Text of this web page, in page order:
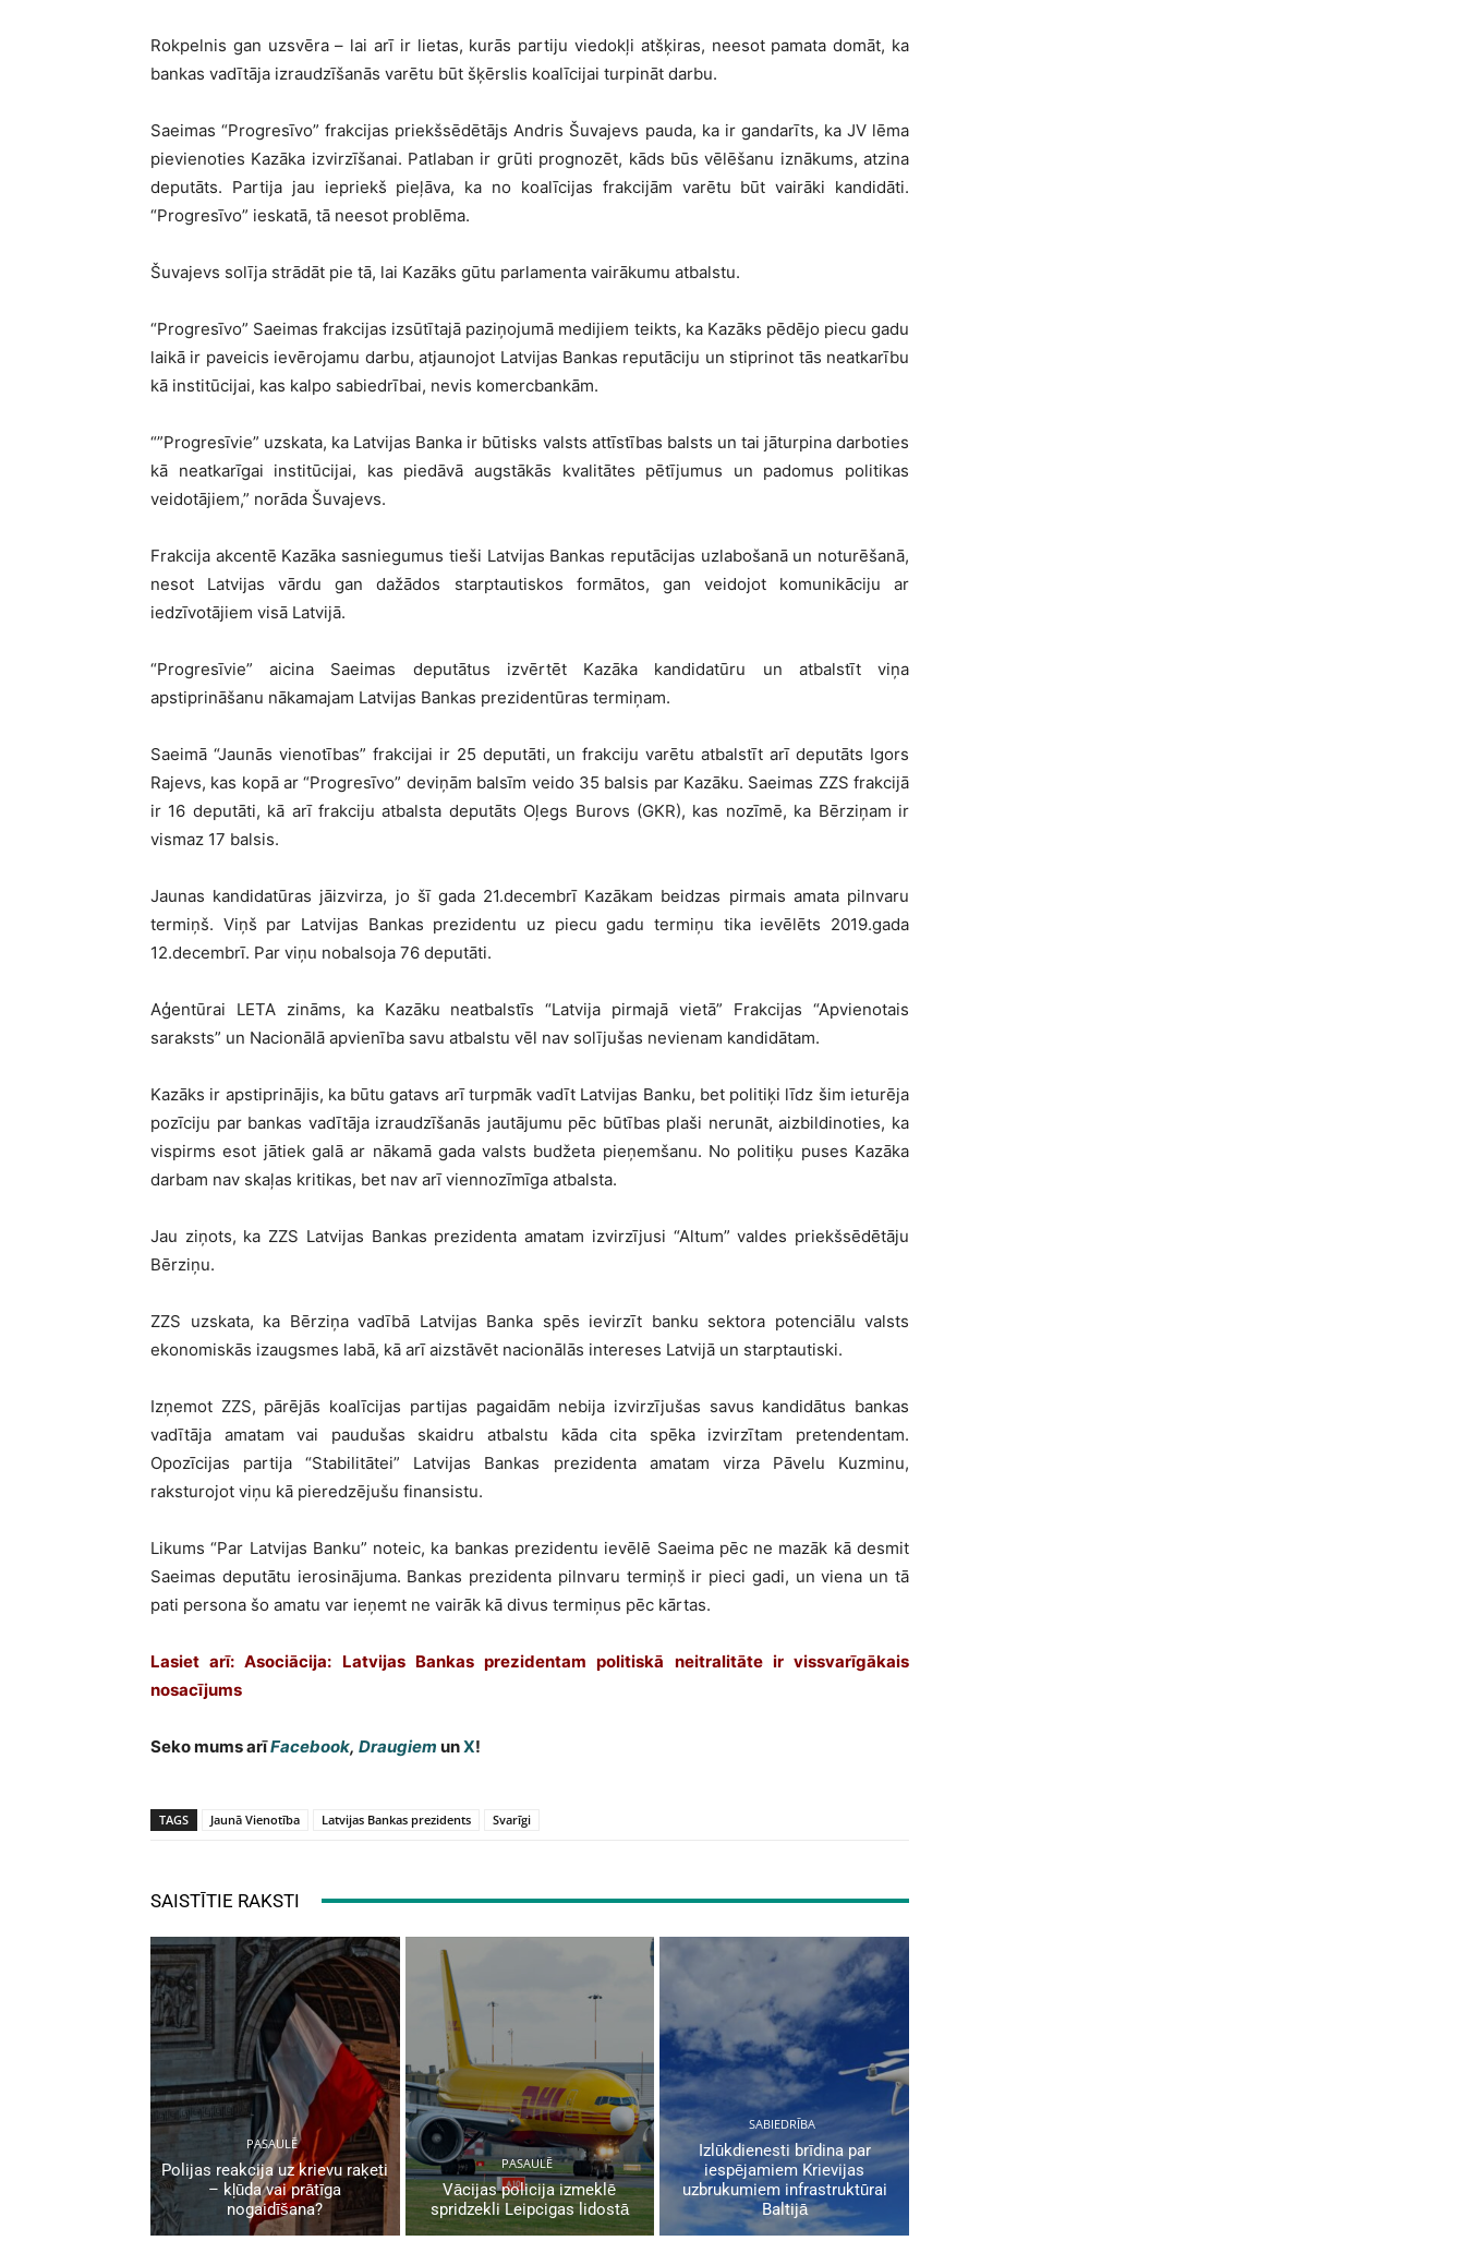
Rokpelnis gan uzsvēra – lai arī ir lietas, kurās partiju viedokļi atšķiras, neesot pamata domāt, ka
bankas vadītāja izraudzīšanās varētu būt šķērslis koalīcijai turpināt darbu.
Saeimas “Progresīvo” frakcijas priekšsēdētājs Andris Šuvajevs pauda, ka ir gandarīts, ka JV lēma
pievienoties Kazāka izvirzīšanai. Patlaban ir grūti prognozēt, kāds būs vēlēšanu iznākums, atzina
deputāts. Partija jau iepriekš pieļāva, ka no koalīcijas frakcijām varētu būt vairāki kandidāti.
“Progresīvo” ieskatā, tā neesot problēma.
Šuvajevs solīja strādāt pie tā, lai Kazāks gūtu parlamenta vairākumu atbalstu.
“Progresīvo” Saeimas frakcijas izsūtītajā paziņojumā medijiem teikts, ka Kazāks pēdējo piecu gadu
laikā ir paveicis ievērojamu darbu, atjaunojot Latvijas Bankas reputāciju un stiprinot tās neatkarību
kā institūcijai, kas kalpo sabiedrībai, nevis komercbankām.
“”Progresīvie” uzskata, ka Latvijas Banka ir būtisks valsts attīstības balsts un tai jāturpina darboties
kā neatkarīgai institūcijai, kas piedāvā augstākās kvalitātes pētījumus un padomus politikas
veidotājiem,” norāda Šuvajevs.
Frakcija akcentē Kazāka sasniegumus tieši Latvijas Bankas reputācijas uzlabošanā un noturēšanā,
nesot Latvijas vārdu gan dažādos starptautiskos formātos, gan veidojot komunikāciju ar
iedzīvotājiem visā Latvijā.
“Progresīvie” aicina Saeimas deputātus izvērtēt Kazāka kandidatūru un atbalstīt viņa
apstiprināšanu nākamajam Latvijas Bankas prezidentūras termiņam.
Saeimā “Jaunās vienotības” frakcijai ir 25 deputāti, un frakciju varētu atbalstīt arī deputāts Igors
Rajevs, kas kopā ar “Progresīvo” deviņām balsīm veido 35 balsis par Kazāku. Saeimas ZZS frakcijā
ir 16 deputāti, kā arī frakciju atbalsta deputāts Oļegs Burovs (GKR), kas nozīmē, ka Bērziņam ir
vismaz 17 balsis.
Jaunas kandidatūras jāizvirza, jo šī gada 21.decembrī Kazākam beidzas pirmais amata pilnvaru
termiņš. Viņš par Latvijas Bankas prezidentu uz piecu gadu termiņu tika ievēlēts 2019.gada
12.decembrī. Par viņu nobalsoja 76 deputāti.
Aģentūrai LETA zināms, ka Kazāku neatbalstīs “Latvija pirmajā vietā” Frakcijas “Apvienotais
saraksts” un Nacionālā apvienība savu atbalstu vēl nav solījušas nevienam kandidātam.
Kazāks ir apstiprinājis, ka būtu gatavs arī turpmāk vadīt Latvijas Banku, bet politiķi līdz šim ieturēja
pozīciju par bankas vadītāja izraudzīšanās jautājumu pēc būtības plaši nerunāt, aizbildinoties, ka
vispirms esot jātiek galā ar nākamā gada valsts budžeta pieņemšanu. No politiķu puses Kazāka
darbam nav skaļas kritikas, bet nav arī viennozīmīga atbalsta.
Jau ziņots, ka ZZS Latvijas Bankas prezidenta amatam izvirzījusi “Altum” valdes priekšsēdētāju
Bērziņu.
ZZS uzskata, ka Bērziņa vadībā Latvijas Banka spēs ievirzīt banku sektora potenciālu valsts
ekonomiskās izaugsmes labā, kā arī aizstāvēt nacionālās intereses Latvijā un starptautiski.
Izņemot ZZS, pārējās koalīcijas partijas pagaidām nebija izvirzījušas savus kandidātus bankas
vadītāja amatam vai paudušas skaidru atbalstu kāda cita spēka izvirzītam pretendentam.
Opozīcijas partija “Stabilitātei” Latvijas Bankas prezidenta amatam virza Pāvelu Kuzminu,
raksturojot viņu kā pieredzējušu finansistu.
Likums “Par Latvijas Banku” noteic, ka bankas prezidentu ievēlē Saeima pēc ne mazāk kā desmit
Saeimas deputātu ierosinājuma. Bankas prezidenta pilnvaru termiņš ir pieci gadi, un viena un tā
pati persona šo amatu var ieņemt ne vairāk kā divus termiņus pēc kārtas.
Lasiet arī: Asociācija: Latvijas Bankas prezidentam politiskā neitralitāte ir vissvarīgākais
nosacījums
Seko mums arīFacebook, Draugiem unX!
TAGS Jaunā Vienotība Latvijas Bankas prezidents Svarīgi
SAISTĪTIE RAKSTI
PASAULĒ
Polijas reakcija uz krievu raķeti
– kļūda vai prātīga
nogaidīšana?
PASAULĒ
Vācijas policija izmeklē
spridzekli Leipcigas lidostā
SABIEDRĪBA
Izlūkdienesti brīdina par
iespējamiem Krievijas
uzbrukumiem infrastruktūrai
Baltijā